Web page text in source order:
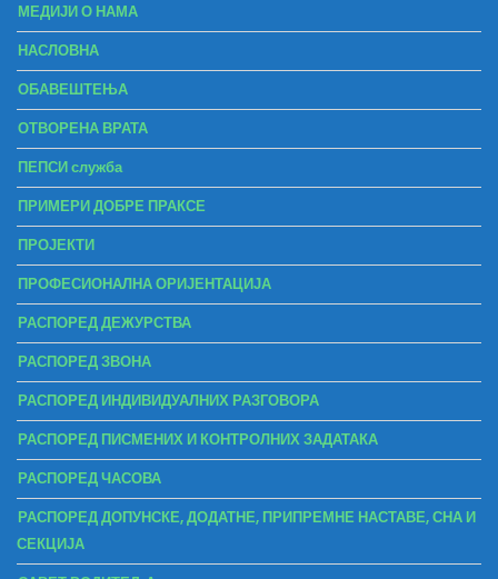
МЕДИЈИ О НАМА
НАСЛОВНА
ОБАВЕШТЕЊА
ОТВОРЕНА ВРАТА
ПЕПСИ служба
ПРИМЕРИ ДОБРЕ ПРАКСЕ
ПРОЈЕКТИ
ПРОФЕСИОНАЛНА ОРИЈЕНТАЦИЈА
РАСПОРЕД ДЕЖУРСТВА
РАСПОРЕД ЗВОНА
РАСПОРЕД ИНДИВИДУАЛНИХ РАЗГОВОРА
РАСПОРЕД ПИСМЕНИХ И КОНТРОЛНИХ ЗАДАТАКА
РАСПОРЕД ЧАСОВА
РАСПОРЕД ДОПУНСКЕ, ДОДАТНЕ, ПРИПРЕМНЕ НАСТАВЕ, СНА И
СЕКЦИЈА